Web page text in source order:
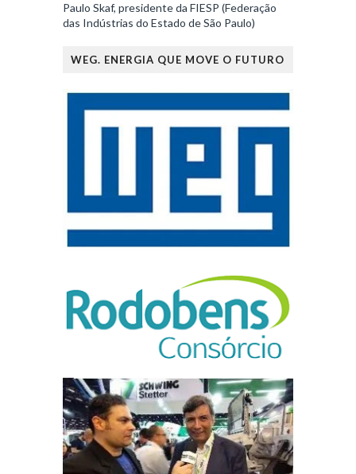
Paulo Skaf, presidente da FIESP (Federação
das Indústrias do Estado de São Paulo)
WEG. ENERGIA QUE MOVE O FUTURO